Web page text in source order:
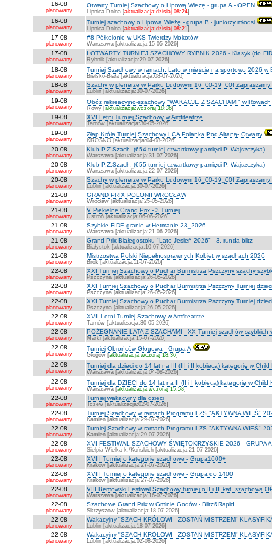
16-08
planowany
Otwarty Turniej Szachowy o Lipową Wieżę - grupa A - OPEN
Lipnica Dolna [aktualizacja:dzisiaj 08:24]
16-08
planowany
Turniej szachowy o Lipową Wieżę - grupa B - juniorzy młodsi
Lipnica Dolna [aktualizacja:dzisiaj 08:21]
17-08
planowany
#8 Półkolonie w UKS Twierdzy Mokotów
Warszawa [aktualizacja:15-05-2026]
17-08
planowany
I OTWARTY TURNIEJ SZACHOWY RYBNIK 2026 - Klasyk (do
Rybnik [aktualizacja:29-07-2026]
18-08
planowany
Turniej Szachowy w ramach: Lato w mieście na sportowo 2026 w
Bielsko-Biała [aktualizacja:08-07-2026]
18-08
planowany
Szachy w plenerze w Parku Ludowym 16_00-19_00! Zapraszamy!
Lublin [aktualizacja:30-07-2026]
19-08
planowany
Obóz rekreacyjno-szachowy "WAKACJE Z SZACHAMI" w Rowach
Rowy [aktualizacja:wczoraj 18:36]
19-08
planowany
XVI Letni Turniej Szachowy w Amfiteatrze
Tarnów [aktualizacja:30-05-2026]
19-08
planowany
Złap Króla Turniej Szachowy LCA Polanka Pod Altaną- Otwarty
KROSNO [aktualizacja:04-08-2026]
20-08
planowany
Klub P.Z.Szach. (654 turniej czwartkowy pamięci P. Wajszczyka)
Warszawa [aktualizacja:31-07-2026]
20-08
planowany
Klub P.Z.Szach. (655 turniej czwartkowy pamięci P. Wajszczyka)
Warszawa [aktualizacja:22-07-2026]
20-08
planowany
Szachy w plenerze w Parku Ludowym 16_00-19_00! Zapraszamy!
Lublin [aktualizacja:30-07-2026]
21-08
planowany
GRAND PRIX POLONII WROCŁAW
Wrocław [aktualizacja:25-05-2026]
21-08
planowany
V Piekielne Grand Prix - 3 Turniej
Ustroń [aktualizacja:06-06-2026]
21-08
planowany
Szybkie FIDE granie w Hetmanie 23_2026
Warszawa [aktualizacja:21-06-2026]
21-08
planowany
Grand Prix Białegostoku "Lato-Jesień 2026" - 3. runda blitz
Białystok [aktualizacja:10-07-2026]
21-08
planowany
Mistrzostwa Polski Niepełnosprawnych Kobiet w szachach 2026
Brok [aktualizacja:11-07-2026]
22-08
planowany
XXI Turniej Szachowy o Puchar Burmistrza Pszczyny szachy
Pszczyna [aktualizacja:26-05-2026]
22-08
planowany
XXI Turniej Szachowy o Puchar Burmistrza Pszczyny Turniej
Pszczyna [aktualizacja:26-05-2026]
22-08
planowany
XXI Turniej Szachowy o Puchar Burmistrza Pszczyny Turniej
Pszczyna [aktualizacja:26-05-2026]
22-08
planowany
XVII Letni Turniej Szachowy w Amfiteatrze
Tarnów [aktualizacja:30-05-2026]
22-08
planowany
POŻEGNANIE LATA Z SZACHAMI - XX Turniej szachów szybkich
Marki [aktualizacja:15-07-2026]
22-08
planowany
Turniej Obrońców Głogowa - Grupa A
Głogów [aktualizacja:wczoraj 18:36]
22-08
planowany
Turniej dla dzieci do 14 lat na III (III i II kobiecą) kategorię w Child
Warszawa [aktualizacja:04-08-2026]
22-08
planowany
Turniej dla DZIECI do 14 lat na II (II i I kobiecą) kategorię w Child
Warszawa [aktualizacja:wczoraj 15:58]
22-08
planowany
Turniej wakacyjny dla dzieci
Tczew [aktualizacja:02-07-2026]
22-08
planowany
Turniej Szachowy w ramach Programu LZS "AKTYWNA WIEŚ"
Kamień [aktualizacja:29-07-2026]
22-08
planowany
Turniej Szachowy w ramach Programu LZS "AKTYWNA WIEŚ"
Kamień [aktualizacja:29-07-2026]
22-08
planowany
XVI FESTIWAL SZACHOWY ŚWIĘTOKRZYSKIE 2026 - GRUPA
Sielpia Wielka k./Końskich [aktualizacja:21-07-2026]
22-08
planowany
XVIII Turniej o kategorie szachowe - Grupa1600+
Kraków [aktualizacja:27-07-2026]
22-08
planowany
XVIII Turniej o kategorie szachowe - Grupa do 1400
Kraków [aktualizacja:27-07-2026]
22-08
planowany
VIII Bemowski Festiwal Szachowy turniej o II i III kat. szachową
Warszawa [aktualizacja:16-07-2026]
22-08
planowany
Szachowe Grand Prix w Gminie Godów - Blitz&Rapid
Skrzyszów [aktualizacja:18-07-2026]
22-08
planowany
Wakacyjny "SZACH KRÓLOWI - ZOSTAŃ MISTRZEM"
Lublin [aktualizacja:18-07-2026]
22-08
planowany
Wakacyjny "SZACH KRÓLOWI - ZOSTAŃ MISTRZEM"
Lublin [aktualizacja:02-08-2026]